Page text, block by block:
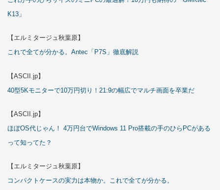
K13」
【エルミタージュ秋葉原】
これで全てが分かる。Antec「P7S」徹底解説
【ASCII.jp】
40型5Kモニターで10万円切り！21:9の幅広でマルチ画面を卒業だ
【ASCII.jp】
ほぼOS代じゃん！ 4万円台でWindows 11 Pro搭載の手のひらPCがある
って知ってた？
【エルミタージュ秋葉原】
コンパクトケースの実力は本物か。これで全てが分かる。